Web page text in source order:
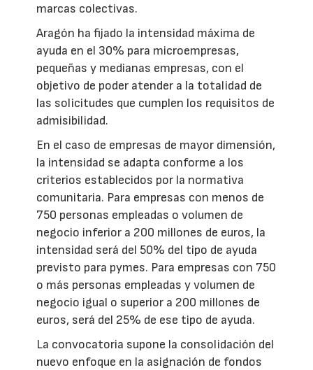
marcas colectivas.
Aragón ha fijado la intensidad máxima de
ayuda en el 30% para microempresas,
pequeñas y medianas empresas, con el
objetivo de poder atender a la totalidad de
las solicitudes que cumplen los requisitos de
admisibilidad.
En el caso de empresas de mayor dimensión,
la intensidad se adapta conforme a los
criterios establecidos por la normativa
comunitaria. Para empresas con menos de
750 personas empleadas o volumen de
negocio inferior a 200 millones de euros, la
intensidad será del 50% del tipo de ayuda
previsto para pymes. Para empresas con 750
o más personas empleadas y volumen de
negocio igual o superior a 200 millones de
euros, será del 25% de ese tipo de ayuda.
La convocatoria supone la consolidación del
nuevo enfoque en la asignación de fondos